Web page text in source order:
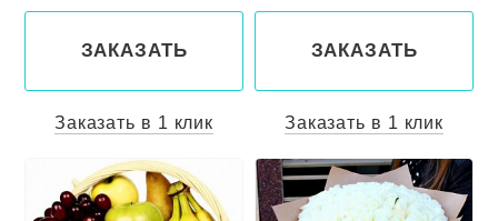
ЗАКАЗАТЬ
Заказать в 1 клик
ЗАКАЗАТЬ
Заказать в 1 клик